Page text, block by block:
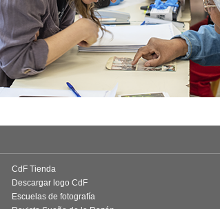
CdF Tienda
Descargar logo CdF
Escuelas de fotografía